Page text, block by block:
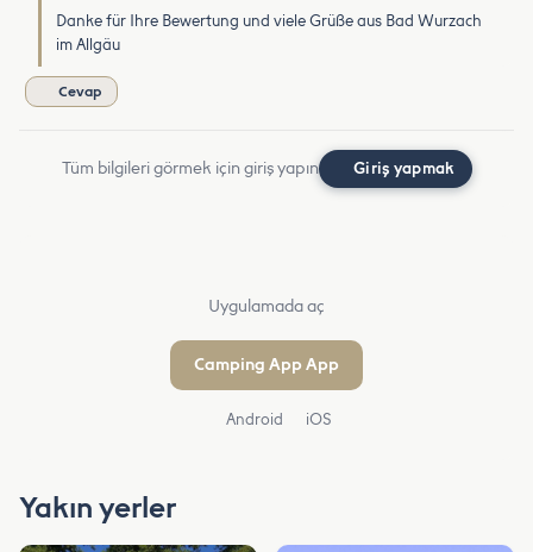
Danke für Ihre Bewertung und viele Grüße aus Bad Wurzach
im Allgäu
Cevap
Tüm bilgileri görmek için giriş yapın Giriş yapmak
Uygulamada aç
Camping App App
Android iOS
Yakın yerler